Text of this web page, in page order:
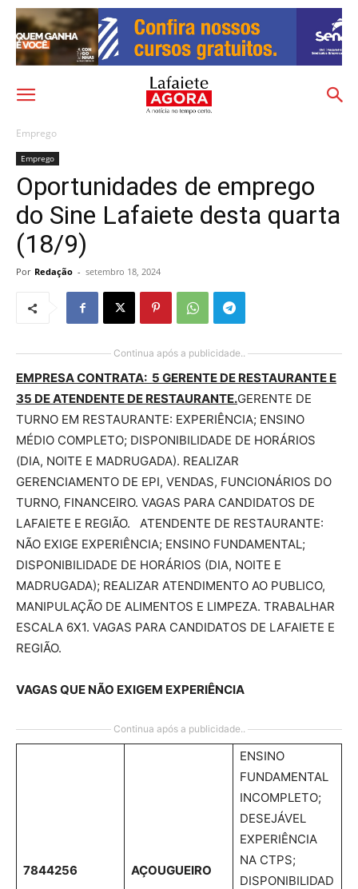
Emprego
Emprego
Oportunidades de emprego
do Sine Lafaiete desta quarta
(18/9)
Por Redação - setembro 18, 2024
Continua após a publicidade..
EMPRESA CONTRATA: 5 GERENTE DE RESTAURANTE E
35 DE ATENDENTE DE RESTAURANTE.GERENTE DE
TURNO EM RESTAURANTE: EXPERIÊNCIA; ENSINO
MÉDIO COMPLETO; DISPONIBILIDADE DE HORÁRIOS
(DIA, NOITE E MADRUGADA). REALIZAR
GERENCIAMENTO DE EPI, VENDAS, FUNCIONÁRIOS DO
TURNO, FINANCEIRO. VAGAS PARA CANDIDATOS DE
LAFAIETE E REGIÃO. ATENDENTE DE RESTAURANTE:
NÃO EXIGE EXPERIÊNCIA; ENSINO FUNDAMENTAL;
DISPONIBILIDADE DE HORÁRIOS (DIA, NOITE E
MADRUGADA); REALIZAR ATENDIMENTO AO PUBLICO,
MANIPULAÇÃO DE ALIMENTOS E LIMPEZA. TRABALHAR
ESCALA 6X1. VAGAS PARA CANDIDATOS DE LAFAIETE E
REGIÃO.
VAGAS QUE NÃO EXIGEM EXPERIÊNCIA
Continua após a publicidade..
7844256 AÇOUGUEIRO
ENSINO
FUNDAMENTAL
INCOMPLETO;
DESEJÁVEL
EXPERIÊNCIA
NA CTPS;
DISPONIBILIDAD